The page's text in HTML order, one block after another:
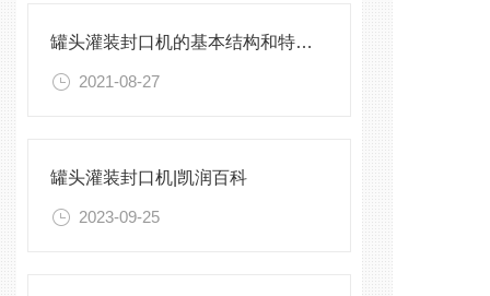
罐头灌装封口机的基本结构和特点介绍
2021-08-27
罐头灌装封口机|凯润百科
2023-09-25